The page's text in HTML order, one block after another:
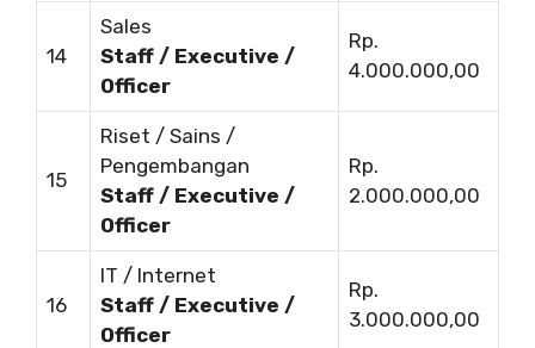
14
Sales
Staff / Executive /
Officer
Rp.
4.000.000,00
15
Riset / Sains /
Pengembangan
Staff / Executive /
Officer
Rp.
2.000.000,00
16
IT / Internet
Staff / Executive /
Officer
Rp.
3.000.000,00